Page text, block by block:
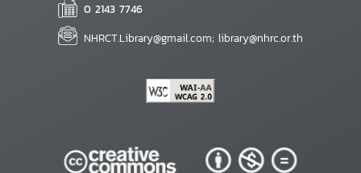
0 2143 7746
NHRCT.Library@gmail.com; library@nhrc.or.th